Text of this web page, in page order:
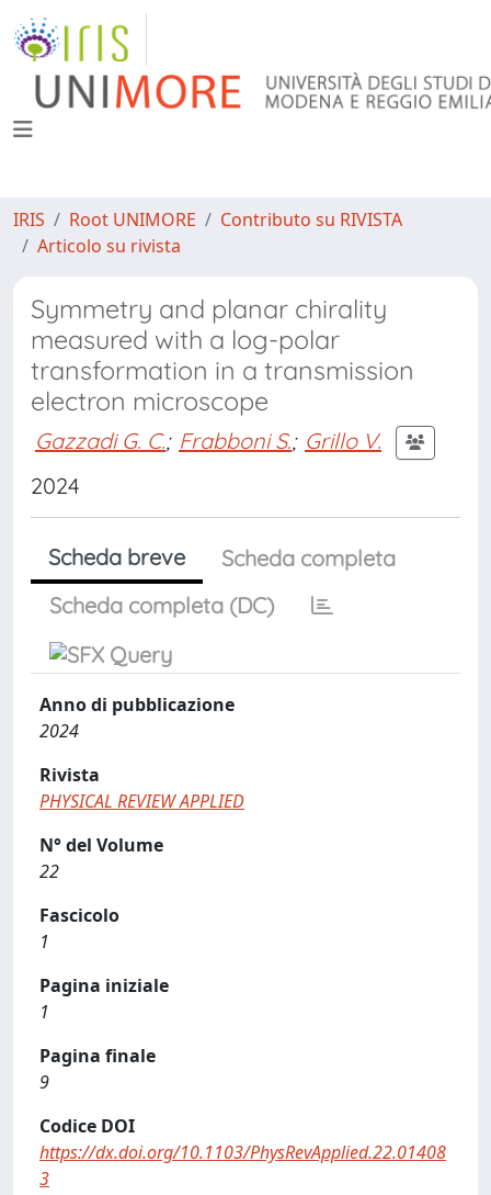
IRIS Root UNIMORE
Contributo su RIVISTA
Articolo su rivista
Symmetry and planar chirality
measured with a log-polar
transformation in a transmission
electron microscope
Gazzadi G. C.; Frabboni S.; Grillo V.
2024
Scheda breve
Scheda completa
Scheda completa (DC)
Anno di pubblicazione
2024
Rivista
PHYSICAL REVIEW APPLIED
N° del Volume
22
Fascicolo
1
Pagina iniziale
1
Pagina finale
9
Codice DOI
https://dx.doi.org/10.1103/PhysRevApplied.22.01408
3